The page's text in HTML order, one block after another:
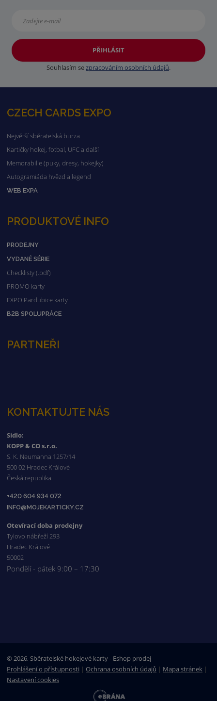
PŘIHLÁSIT
Souhlasím sezpracováním osobních údajů.
CZECH CARDS EXPO
Největší sběratelská burza
Kartičky hokej, fotbal, UFC a další
Memorabilie (puky, dresy, hokejky)
Autogramiáda hvězd a legend
WEB EXPA
PRODUKTOVÉ INFO
PRODEJNY
VYDANÉ SÉRIE
Checklisty (.pdf)
PROMO karty
EXPO Pardubice karty
B2B SPOLUPRÁCE
PARTNEŘI
KONTAKTUJTE NÁS
Sídlo:
KOPP & CO s.r.o.
S. K. Neumanna 1257/14
500 02 Hradec Králové
Česká republika
+420 604 934 072
INFO@MOJEKARTICKY.CZ
Otevírací doba prodejny
Tylovo nábřeží 293
Hradec Králové
50002
Pondělí - pátek 9:00 – 17:30
© 2026, Sběratelské hokejové karty - Eshop prodej
Prohlášení o přístupnosti |Ochrana osobních údajů | Mapa stránek |
Nastavení cookies